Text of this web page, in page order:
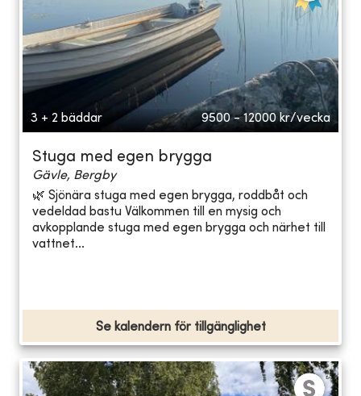
3 + 2 bäddar 9500 - 12000 kr/vecka
Stuga med egen brygga
Gävle, Bergby
🌿 Sjönära stuga med egen brygga, roddbåt och
vedeldad bastu Välkommen till en mysig och
avkopplande stuga med egen brygga och närhet till
vattnet...
Se kalendern för tillgänglighet